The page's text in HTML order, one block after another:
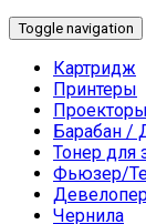
Toggle navigation
Картридж
Принтеры
Проекторы
Барабан /
Тонер для
Фьюзер/
Чернила